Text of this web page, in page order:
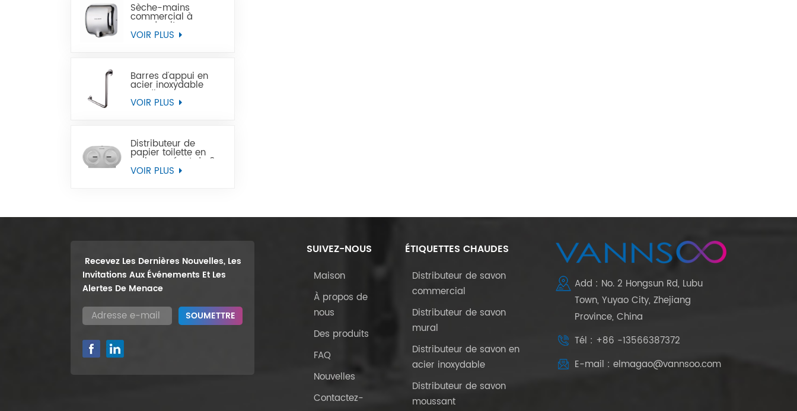
Sèche-mains
commercial à
grande vitesse pour
les toilettes
VOIR PLUS
Barres d'appui en
acier inoxydable
Handicap pour
handicapés
VOIR PLUS
Distributeur de
papier toilette en
rouleau géant de 9
pouces, support
VOIR PLUS
Recevez Les Dernières Nouvelles, Les
Invitations Aux Événements Et Les
Alertes De Menace
SUIVEZ-NOUS
Maison
À propos de
nous
Des produits
FAQ
Nouvelles
Contactez-
ÉTIQUETTES CHAUDES
Distributeur de savon
commercial
Distributeur de savon
mural
Distributeur de savon en
acier inoxydable
Distributeur de savon
moussant
Add : No. 2 Hongsun Rd, Lubu
Town, Yuyao City, Zhejiang
Province, China
Tél : +86 -13566387372
E-mail : elmagao@vannsoo.com